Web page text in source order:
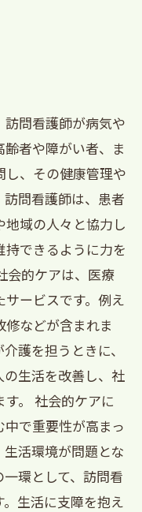
問看護師が病気や
者や障がい者、ま
、その健康管理や
問看護師は、患者
域の人々と協力し
できるように力を
会的ケアは、医療
ービスです。例え
などが含まれま
護を担うときに、
生活を改善し、社
。 社会的ケアに
で重要性が高まっ
活環境が問題とな
環として、訪問看
生活に支障を抱え